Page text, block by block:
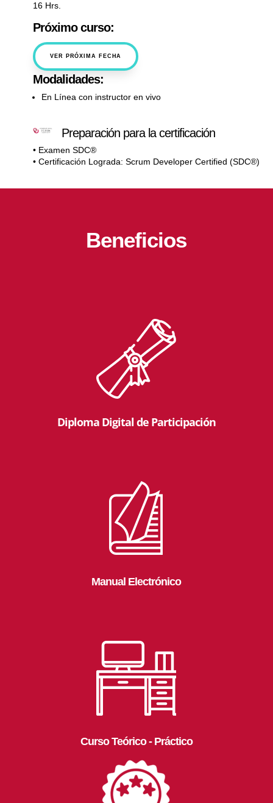
16 Hrs.
Próximo curso:
VER PRÓXIMA FECHA
Modalidades:
En Línea con instructor en vivo
Preparación para la certificación
• Examen SDC®
• Certificación Lograda: Scrum Developer Certified (SDC®)
Beneficios
Diploma Digital de Participación
Manual Electrónico
Curso Teórico - Práctico